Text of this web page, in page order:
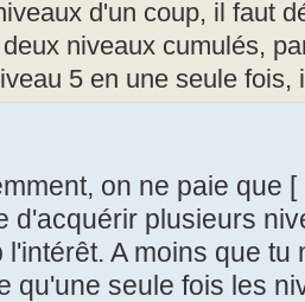
d'un coup, il faut
niveaux cumulés,
5 en une seule
on ne paie que
d'acquérir plusieurs
A moins que
qu'une seule fois les